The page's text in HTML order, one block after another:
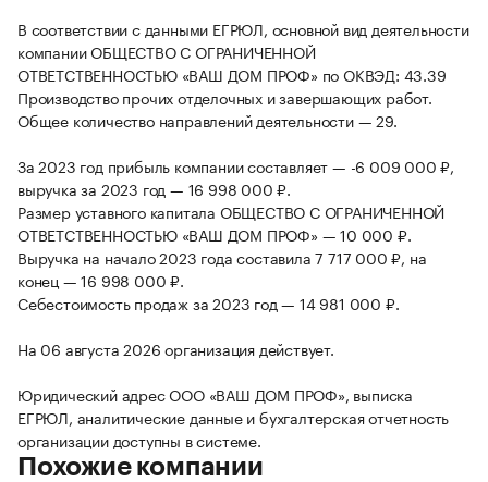
В соответствии с данными ЕГРЮЛ, основной вид деятельности
компании ОБЩЕСТВО С ОГРАНИЧЕННОЙ
ОТВЕТСТВЕННОСТЬЮ «ВАШ ДОМ ПРОФ» по ОКВЭД: 43.39
Производство прочих отделочных и завершающих работ.
Общее количество направлений деятельности — 29.
За 2023 год прибыль компании составляет — -6 009 000 ₽,
выручка за 2023 год — 16 998 000 ₽.
Размер уставного капитала ОБЩЕСТВО С ОГРАНИЧЕННОЙ
ОТВЕТСТВЕННОСТЬЮ «ВАШ ДОМ ПРОФ» — 10 000 ₽.
Выручка на начало 2023 года составила 7 717 000 ₽, на
конец — 16 998 000 ₽.
Себестоимость продаж за 2023 год — 14 981 000 ₽.
На 06 августа 2026 организация действует.
Юридический адрес ООО «ВАШ ДОМ ПРОФ», выписка
ЕГРЮЛ, аналитические данные и бухгалтерская отчетность
организации доступны в системе.
Похожие компании